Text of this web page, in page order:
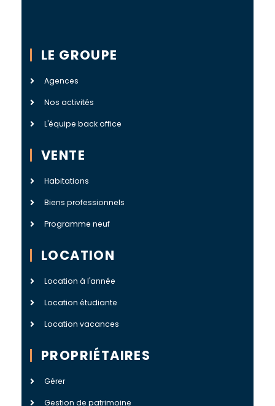
LE GROUPE
Agences
Nos activités
L'équipe back office
VENTE
Habitations
Biens professionnels
Programme neuf
LOCATION
Location à l'année
Location étudiante
Location vacances
PROPRIÉTAIRES
Gérer
Gestion de patrimoine